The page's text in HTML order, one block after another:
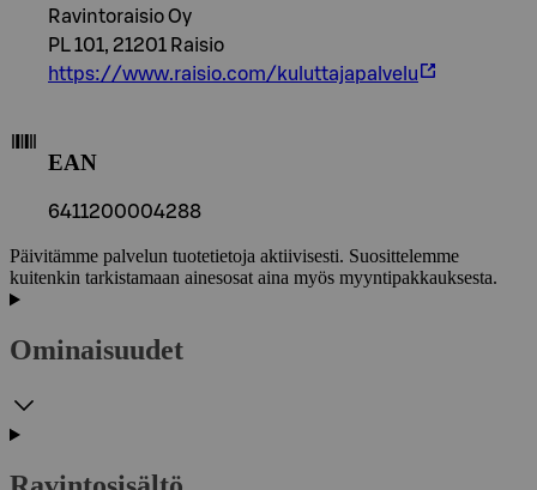
Ravintoraisio Oy
PL 101, 21201 Raisio
https://www.raisio.com/kuluttajapalvelu
EAN
6411200004288
Päivitämme palvelun tuotetietoja aktiivisesti. Suosittelemme
kuitenkin tarkistamaan ainesosat aina myös myyntipakkauksesta.
Ominaisuudet